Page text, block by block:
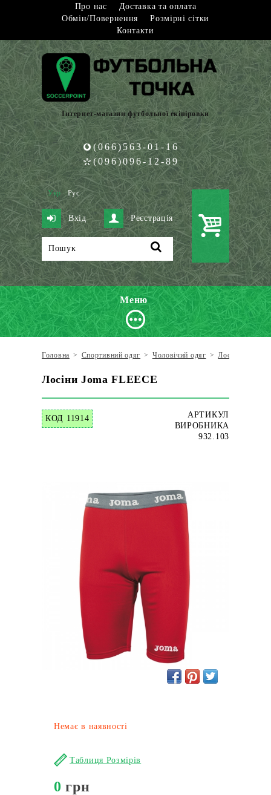
Про нас
Доставка та оплата
Обмін/Повернення
Розмірні сітки
Контакти
Інтернет-магазин футбольної екіпіровки
(066)563-01-16
(096)096-12-89
Укр Рус
Вхід Реєстрація
Меню
Головна > Спортивний одяг > Чоловічий одяг > Лосіни
Лосіни Joma FLEECE
КОД 11914
АРТИКУЛ
ВИРОБНИКА
932.103
Немає в наявності
Таблиця Розмірів
0 грн